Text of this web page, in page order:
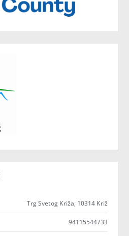
Trg Svetog Križa, 10314 Križ
94115544733